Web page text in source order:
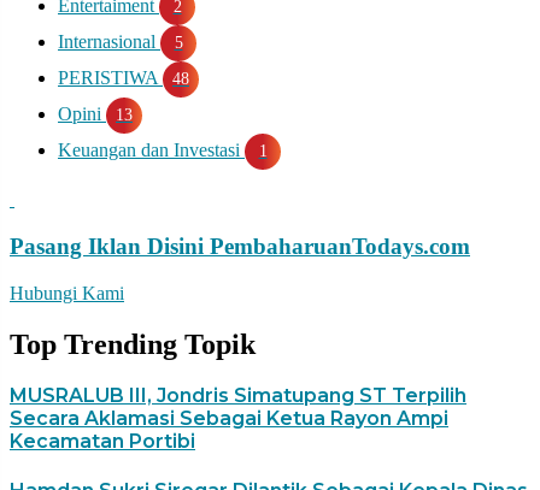
Entertaiment 2
Internasional 5
PERISTIWA 48
Opini 13
Keuangan dan Investasi 1
Pasang Iklan Disini PembaharuanTodays.com
Hubungi Kami
Top Trending Topik
MUSRALUB III, Jondris Simatupang ST Terpilih
Secara Aklamasi Sebagai Ketua Rayon Ampi
Kecamatan Portibi